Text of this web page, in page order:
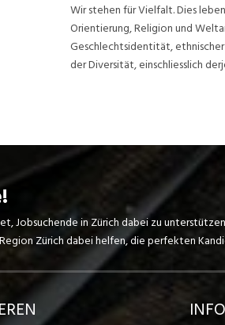
Wir stehen für Vielfalt. Dies
Orientierung, Religion und
Geschlechtsidentität,
der Diversität, einschliesslich
Jobsuchende in Zürich dabei zu
Zürich dabei helfen, die perfekten
INFO